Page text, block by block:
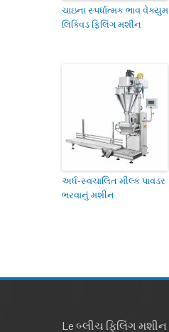
ચાઇના સ્પર્ધાત્મક ભાવ વેક્યુમ
લિક્વિડ ફિલિંગ મશીન
અર્ધ-સ્વચાલિત મીલ્ક પાવડર
ભરવાનું મશીન
Le બ્લીચ ફિલિંગ મશીન